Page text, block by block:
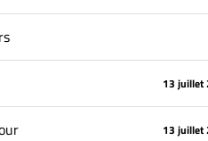
13 juillet
13 juillet